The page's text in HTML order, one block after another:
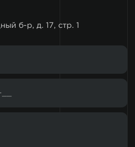
б-р, д. 17, стр. 1